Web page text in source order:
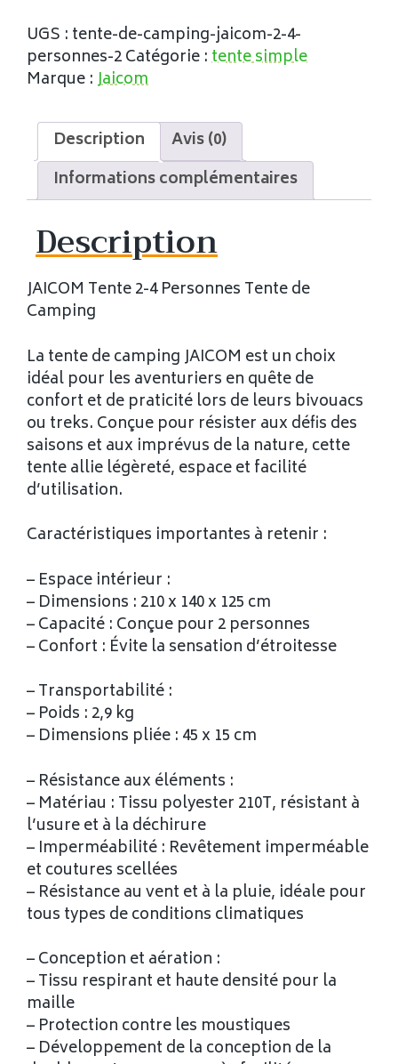
UGS : tente-de-camping-jaicom-2-4-
personnes-2Catégorie :tente simple
Marque : Jaicom
Description
Avis (0)
Informations complémentaires
Description
JAICOM Tente 2-4 Personnes Tente de
Camping
La tente de camping JAICOM est un choix
idéal pour les aventuriers en quête de
confort et de praticité lors de leurs bivouacs
ou treks. Conçue pour résister aux défis des
saisons et aux imprévus de la nature, cette
tente allie légèreté, espace et facilité
d’utilisation.
Caractéristiques importantes à retenir :
– Espace intérieur :
– Dimensions : 210 x 140 x 125 cm
– Capacité : Conçue pour 2 personnes
– Confort : Évite la sensation d’étroitesse
– Transportabilité :
– Poids : 2,9 kg
– Dimensions pliée : 45 x 15 cm
– Résistance aux éléments :
– Matériau : Tissu polyester 210T, résistant à
l’usure et à la déchirure
– Imperméabilité : Revêtement imperméable
et coutures scellées
– Résistance au vent et à la pluie, idéale pour
tous types de conditions climatiques
– Conception et aération :
– Tissu respirant et haute densité pour la
maille
– Protection contre les moustiques
– Développement de la conception de la